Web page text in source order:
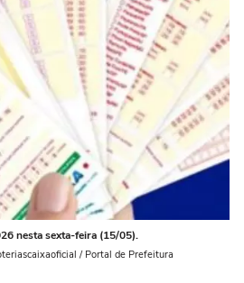
nesta sexta-feira (15/05).
/ Portal de Prefeitura